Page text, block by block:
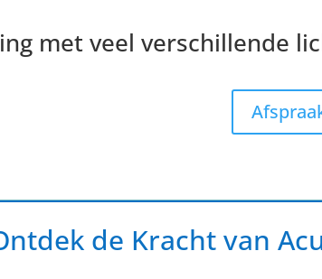
met veel verschillende
de Kracht van